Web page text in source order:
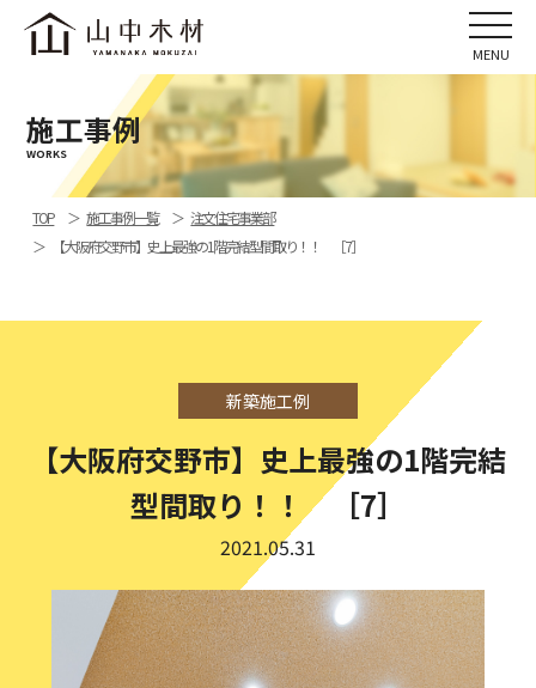
施工事例
WORKS
TOP 施工事例一覧
注文住宅事業部
【大阪府交野市】史上最強の1階完結型間取り！！ ［7］
新築施工例
【大阪府交野市】史上最強の1階完結
型間取り！！ ［7］
2021.05.31